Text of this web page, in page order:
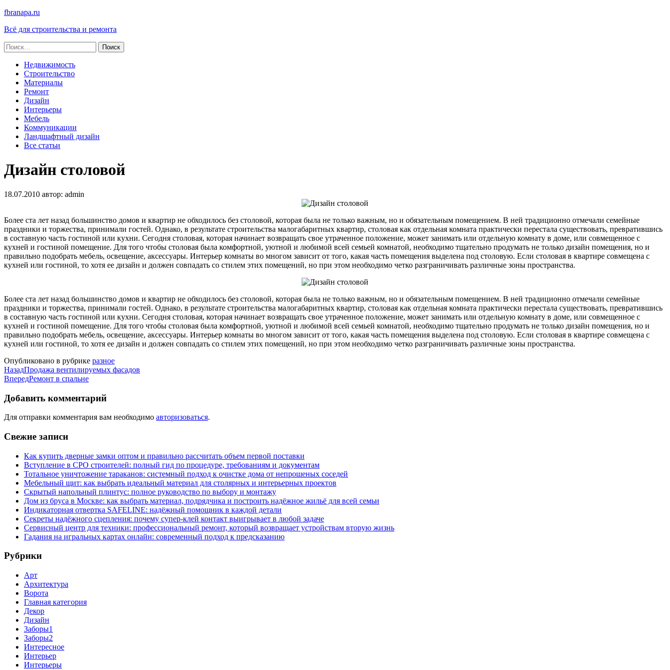
fbranapa.ru
Всё для строительства и ремонта
Найти:
Недвижимость
Строительство
Материалы
Ремонт
Дизайн
Интерьеры
Мебель
Коммуникации
Ландшафтный дизайн
Все статьи
Дизайн столовой
18.07.2010 автор: admin
Более ста лет назад большинство домов и квартир не обходилось без столовой, которая была не только важным, но и обязательным помещением. В ней традиционно отмечали семейные
праздники и торжества, принимали гостей. Однако, в результате строительства малогабаритных квартир, столовая как отдельная комната практически перестала существовать, превратившись
в составную часть гостиной или кухни. Сегодня столовая, которая начинает возвращать свое утраченное положение, может занимать или отдельную комнату в доме, или совмещенное с
кухней и гостиной помещение. Для того чтобы столовая была комфортной, уютной и любимой всей семьей комнатой, необходимо тщательно продумать не только дизайн помещения, но и
правильно подобрать мебель, освещение, аксессуары. Интерьер комнаты во многом зависит от того, какая часть помещения выделена под столовую. Если столовая в квартире совмещена с
кухней или гостиной, то хотя ее дизайн и должен совпадать со стилем этих помещений, но при этом необходимо четко разграничивать различные зоны пространства.
Более ста лет назад большинство домов и квартир не обходилось без столовой, которая была не только важным, но и обязательным помещением. В ней традиционно отмечали семейные
праздники и торжества, принимали гостей. Однако, в результате строительства малогабаритных квартир, столовая как отдельная комната практически перестала существовать, превратившись
в составную часть гостиной или кухни. Сегодня столовая, которая начинает возвращать свое утраченное положение, может занимать или отдельную комнату в доме, или совмещенное с
кухней и гостиной помещение. Для того чтобы столовая была комфортной, уютной и любимой всей семьей комнатой, необходимо тщательно продумать не только дизайн помещения, но и
правильно подобрать мебель, освещение, аксессуары. Интерьер комнаты во многом зависит от того, какая часть помещения выделена под столовую. Если столовая в квартире совмещена с
кухней или гостиной, то хотя ее дизайн и должен совпадать со стилем этих помещений, но при этом необходимо четко разграничивать различные зоны пространства.
Опубликовано в рубрике разное
НазадПродажа вентилируемых фасадов
ВпередРемонт в спальне
Добавить комментарий
Для отправки комментария вам необходимо авторизоваться.
Свежие записи
Как купить дверные замки оптом и правильно рассчитать объем первой поставки
Вступление в СРО строителей: полный гид по процедуре, требованиям и документам
Тотальное уничтожение тараканов: системный подход к очистке дома от непрошеных соседей
Мебельный щит: как выбрать идеальный материал для столярных и интерьерных проектов
Скрытый напольный плинтус: полное руководство по выбору и монтажу
Дом из бруса в Москве: как выбрать материал, подрядчика и построить надёжное жильё для всей семьи
Индикаторная отвертка SAFELINE: надёжный помощник в каждой детали
Секреты надёжного сцепления: почему супер‑клей контакт выигрывает в любой задаче
Сервисный центр для техники: профессиональный ремонт, который возвращает устройствам вторую жизнь
Гадания на игральных картах онлайн: современный подход к предсказанию
Рубрики
Арт
Архитектура
Ворота
Главная категория
Декор
Дизайн
Заборы1
Заборы2
Интересное
Интерьер
Интерьеры